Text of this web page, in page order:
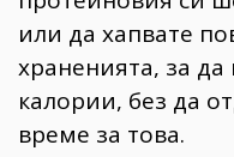
или да хапвате
храненията, за
калории, без да
време за това.